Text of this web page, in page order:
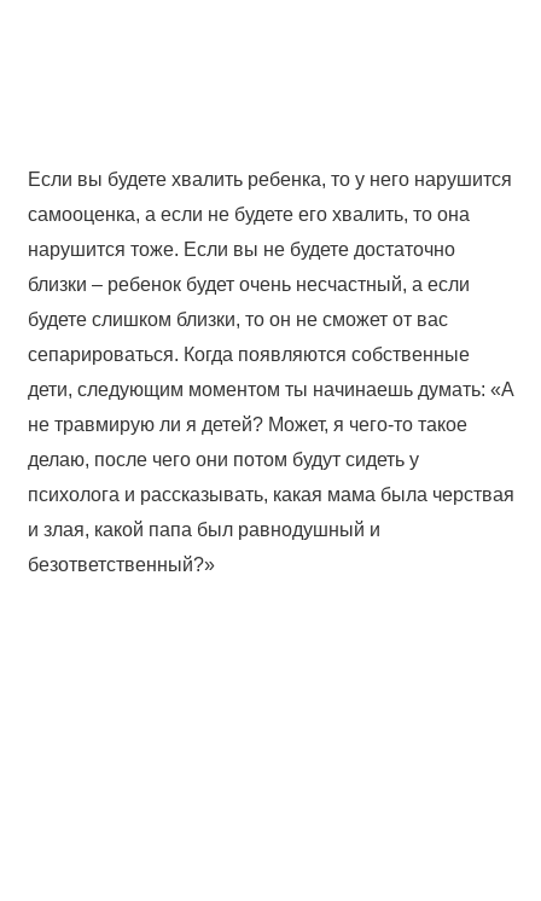
Если вы будете хвалить ребенка, то у него нарушится
самооценка, а если не будете его хвалить, то она
нарушится тоже. Если вы не будете достаточно
близки – ребенок будет очень несчастный, а если
будете слишком близки, то он не сможет от вас
сепарироваться. Когда появляются собственные
дети, следующим моментом ты начинаешь думать: «А
не травмирую ли я детей? Может, я чего-то такое
делаю, после чего они потом будут сидеть у
психолога и рассказывать, какая мама была черствая
и злая, какой папа был равнодушный и
безответственный?»